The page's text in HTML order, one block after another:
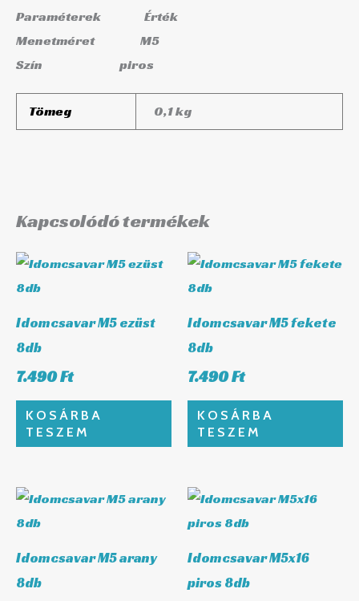
Paraméterek Érték
Menetméret M5
Szín piros
Tömeg 0,1 kg
Kapcsolódó termékek
Idomcsavar M5 ezüst
8db
7.490Ft
KOSÁRBA
TESZEM
Idomcsavar M5 fekete
8db
7.490Ft
KOSÁRBA
TESZEM
Idomcsavar M5 arany
8db
Idomcsavar M5x16
piros 8db